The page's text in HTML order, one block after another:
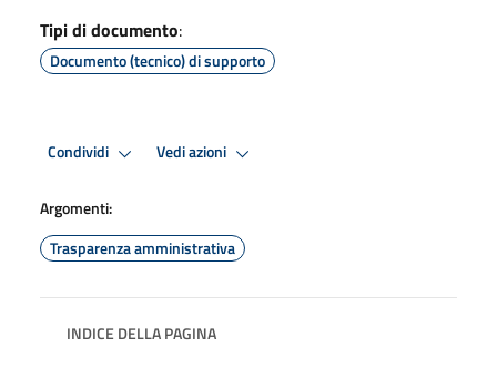
Tipi di documento:
Documento (tecnico) di supporto
Condividi Vedi azioni
Argomenti:
Trasparenza amministrativa
INDICE DELLA PAGINA